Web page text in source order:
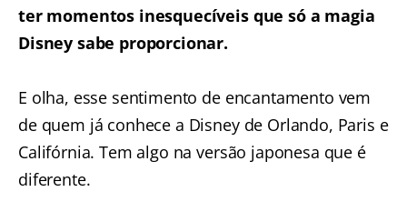
ter momentos inesquecíveis que só a magia
Disney sabe proporcionar.
E olha, esse sentimento de encantamento vem
de quem já conhece a Disney de Orlando, Paris e
Califórnia. Tem algo na versão japonesa que é
diferente.